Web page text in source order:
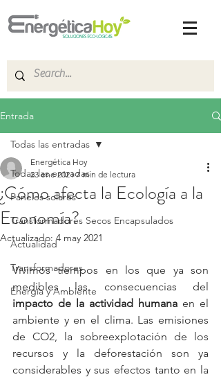
Entrada
Todas las entradas
Paneles solares
Transformadores Secos Encapsulados
Actualidad
Transformadores
Energía y Ambiente
Todas las entradas
¿Cómo afecta la Ecología a la
Economía?
Energética Hoy
23 ene 2021 7 min de lectura
Actualizado:4 may 2021
Vivimos tiempos en los que ya son
impacto de la actividad humana en el
ambiente y en el clima. Las emisiones
de CO2, la sobreexplotación de los
recursos y la deforestación son ya
considerables y sus efectos tanto en la